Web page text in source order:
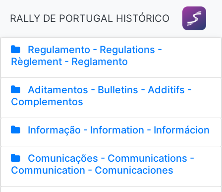
RALLY DE PORTUGAL HISTÓRICO
Regulamento - Regulations -
Règlement - Reglamento
Aditamentos - Bulletins - Additifs -
Complementos
Informação - Information - Informácion
Comunicações - Communications -
Communication - Comunicaciones